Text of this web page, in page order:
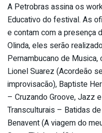
A Petrobras assina os
Educativo do festival. As
e contam com a presença
Olinda, eles serão
Pernambucano de
Lionel Suarez (Acordeão
improvisacão), Baptiste
– Cruzando Groove, Jazz
Transculturais – Batidas
Benavent (A viagem do